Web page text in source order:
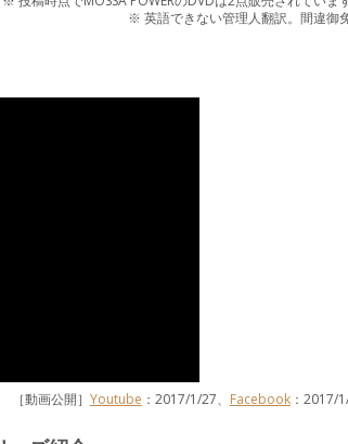
※ 英語できない管理人翻訳。間違御
［動画公開］ Youtube ：2017/1/27、 Facebook：2017/